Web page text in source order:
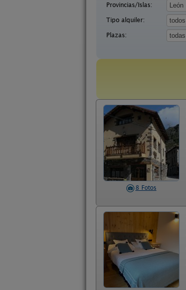
Provincias/Islas:
Tipo alquiler:
Plazas:
8 Fotos